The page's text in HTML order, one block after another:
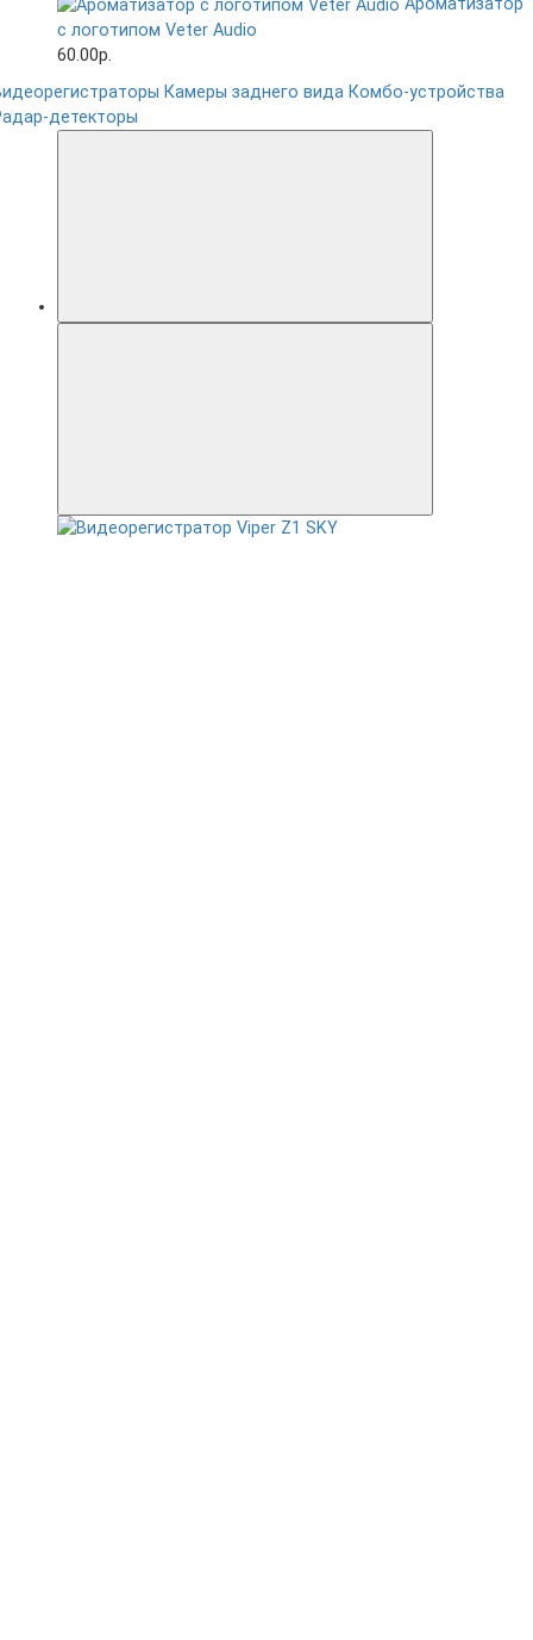
Ароматизатор
с логотипом Veter Audio
60.00р.
Камеры заднего вида Комбо-устройства
детекторы